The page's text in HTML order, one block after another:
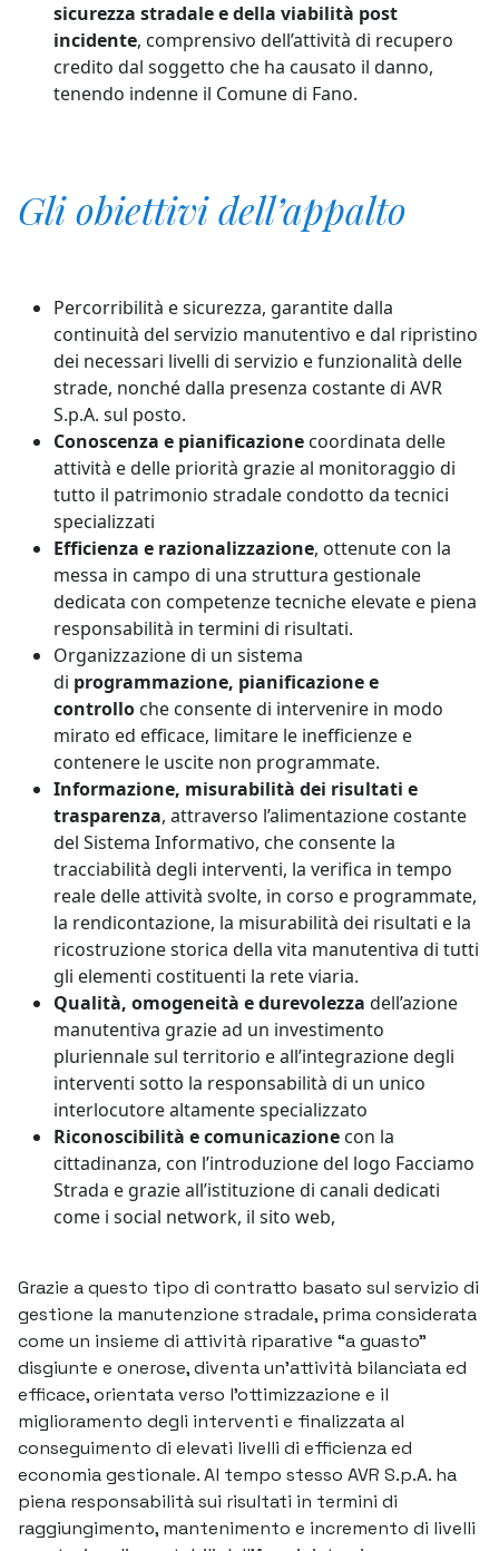
sicurezza stradale e della viabilità post
incidente, comprensivo dell’attività di recupero
credito dal soggetto che ha causato il danno,
tenendo indenne il Comune di Fano.
Gli obiettivi dell’appalto
Percorribilità e sicurezza, garantite dalla
continuità del servizio manutentivo e dal ripristino
dei necessari livelli di servizio e funzionalità delle
strade, nonché dalla presenza costante di AVR
S.p.A. sul posto.
Conoscenza e pianificazione coordinata delle
attività e delle priorità grazie al monitoraggio di
tutto il patrimonio stradale condotto da tecnici
specializzati
Efficienza e razionalizzazione, ottenute con la
messa in campo di una struttura gestionale
dedicata con competenze tecniche elevate e piena
responsabilità in termini di risultati.
Organizzazione di un sistema
di programmazione, pianificazione e
controllo che consente di intervenire in modo
mirato ed efficace, limitare le inefficienze e
contenere le uscite non programmate.
Informazione, misurabilità dei risultati e
trasparenza, attraverso l’alimentazione costante
del Sistema Informativo, che consente la
tracciabilità degli interventi, la verifica in tempo
reale delle attività svolte, in corso e programmate,
la rendicontazione, la misurabilità dei risultati e la
ricostruzione storica della vita manutentiva di tutti
gli elementi costituenti la rete viaria.
Qualità, omogeneità e durevolezza dell’azione
manutentiva grazie ad un investimento
pluriennale sul territorio e all’integrazione degli
interventi sotto la responsabilità di un unico
interlocutore altamente specializzato
Riconoscibilità e comunicazione con la
cittadinanza, con l’introduzione del logo Facciamo
Strada e grazie all’istituzione di canali dedicati
come i social network, il sito web,
Grazie a questo tipo di contratto basato sul servizio di
gestione la manutenzione stradale, prima considerata
come un insieme di attività riparative “a guasto”
disgiunte e onerose, diventa un’attività bilanciata ed
efficace, orientata verso l’ottimizzazione e il
miglioramento degli interventi e finalizzata al
conseguimento di elevati livelli di efficienza ed
economia gestionale. Al tempo stesso AVR S.p.A. ha
piena responsabilità sui risultati in termini di
raggiungimento, mantenimento e incremento di livelli